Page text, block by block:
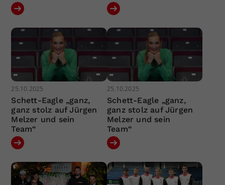
25.10.2025
Schett-Eagle „ganz,
ganz stolz auf Jürgen
Melzer und sein
Team“
25.10.2025
Schett-Eagle „ganz,
ganz stolz auf Jürgen
Melzer und sein
Team“